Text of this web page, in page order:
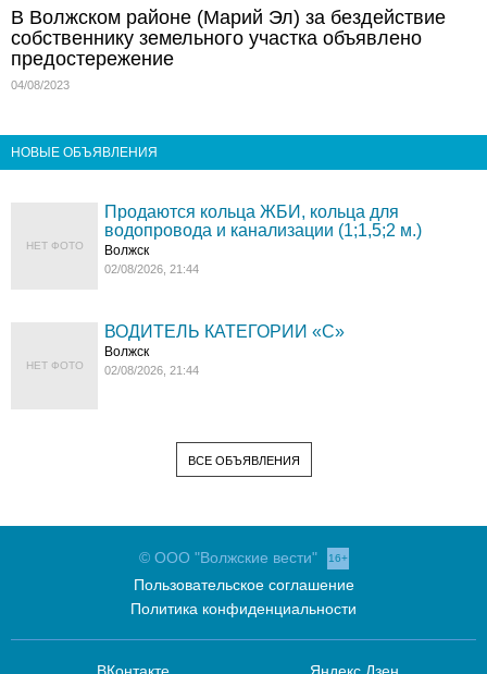
В Волжском районе (Марий Эл) за бездействие
собственнику земельного участка объявлено
предостережение
04/08/2023
НОВЫЕ ОБЪЯВЛЕНИЯ
НЕТ ФОТО
Продаются кольца ЖБИ, кольца для
водопровода и канализации (1;1,5;2 м.)
Волжск
02/08/2026, 21:44
НЕТ ФОТО
ВОДИТЕЛЬ КАТЕГОРИИ «C»
Волжск
02/08/2026, 21:44
ВСЕ ОБЪЯВЛЕНИЯ
© ООО "Волжские вести" 16+
Пользовательское соглашение
Политика конфиденциальности